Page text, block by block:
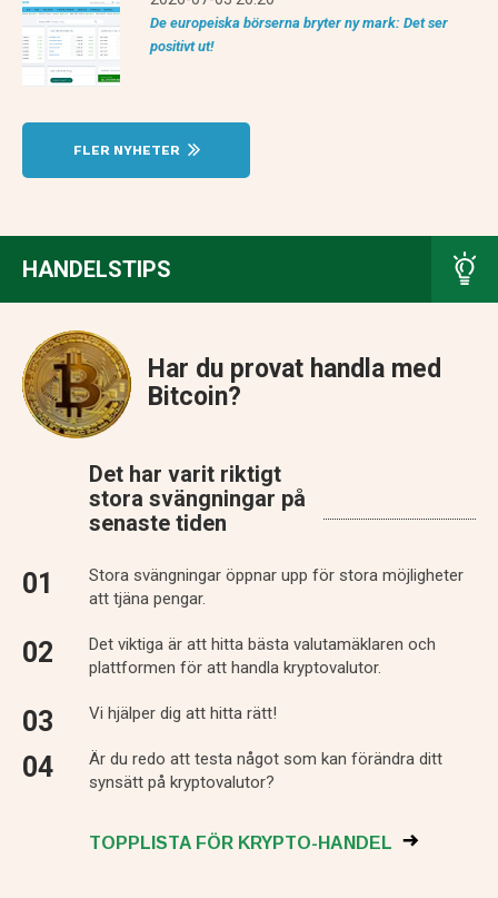
De europeiska börserna bryter ny mark: Det ser
positivt ut!
FLER NYHETER
HANDELSTIPS
Har du provat handla med
Bitcoin?
Det har varit riktigt
stora svängningar på
senaste tiden
Stora svängningar öppnar upp för stora möjligheter
att tjäna pengar.
Det viktiga är att hitta bästa valutamäklaren och
plattformen för att handla kryptovalutor.
Vi hjälper dig att hitta rätt!
Är du redo att testa något som kan förändra ditt
synsätt på kryptovalutor?
TOPPLISTA FÖR KRYPTO-HANDEL